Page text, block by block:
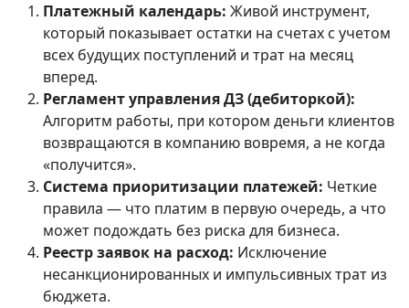
Платежный календарь: Живой инструмент,
который показывает остатки на счетах с учетом
всех будущих поступлений и трат на месяц
вперед.
Регламент управления ДЗ (дебиторкой):
Алгоритм работы, при котором деньги клиентов
возвращаются в компанию вовремя, а не когда
«получится».
Система приоритизации платежей: Четкие
правила — что платим в первую очередь, а что
может подождать без риска для бизнеса.
Реестр заявок на расход: Исключение
несанкционированных и импульсивных трат из
бюджета.